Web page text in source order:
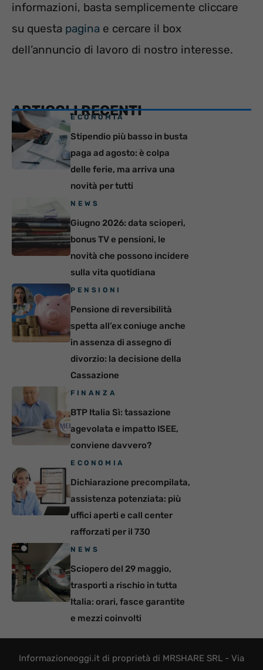
informazioni, basta semplicemente cliccare
su questa pagina e cercare il box
dell’annuncio di lavoro di nostro interesse.
ARTICOLI RECENTI
ECONOMIA
Stipendio più basso in busta
paga ad agosto: è colpa
delle ferie, ma arriva una
novità per tutti
NEWS
Giugno 2026: data scioperi,
bonus TV e pensioni, le
novità che possono incidere
sulla vita quotidiana
PENSIONI
Pensione di reversibilità
spetta all’ex coniuge anche
in assenza di assegno di
divorzio: la decisione della
Cassazione
FINANZA
BTP Italia Sì: tassazione
agevolata e impatto ISEE,
conviene davvero?
ECONOMIA
Dichiarazione precompilata,
assistenza potenziata: più
uffici aperti e call center
rafforzati per il 730
NEWS
Sciopero del 29 maggio,
trasporti a rischio in tutta
Italia: orari, fasce garantite
e mezzi coinvolti
Informazioneoggi.it di proprietà di MRSHARE SRL - Via